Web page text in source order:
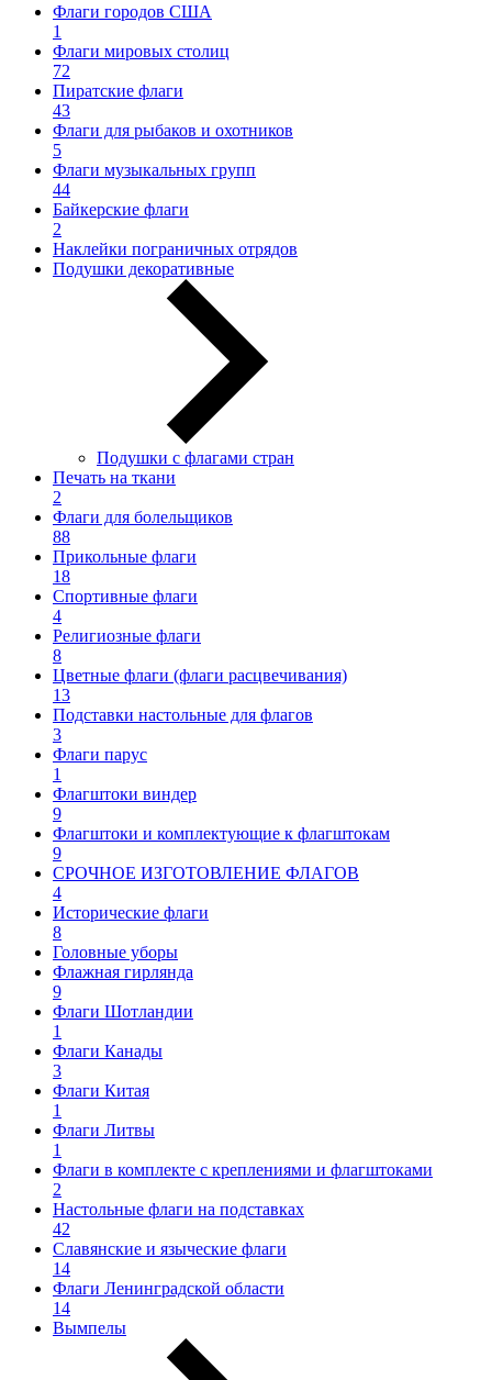
Флаги городов США
1
Флаги мировых столиц
72
Пиратские флаги
43
Флаги для рыбаков и охотников
5
Флаги музыкальных групп
44
Байкерские флаги
2
Наклейки пограничных отрядов
Подушки декоративные
Подушки с флагами стран
Печать на ткани
2
Флаги для болельщиков
88
Прикольные флаги
18
Спортивные флаги
4
Религиозные флаги
8
Цветные флаги (флаги расцвечивания)
13
Подставки настольные для флагов
3
Флаги парус
1
Флагштоки виндер
9
Флагштоки и комплектующие к флагштокам
9
СРОЧНОЕ ИЗГОТОВЛЕНИЕ ФЛАГОВ
4
Исторические флаги
8
Головные уборы
Флажная гирлянда
9
Флаги Шотландии
1
Флаги Канады
3
Флаги Китая
1
Флаги Литвы
1
Флаги в комплекте с креплениями и флагштоками
2
Настольные флаги на подставках
42
Славянские и языческие флаги
14
Флаги Ленинградской области
14
Вымпелы